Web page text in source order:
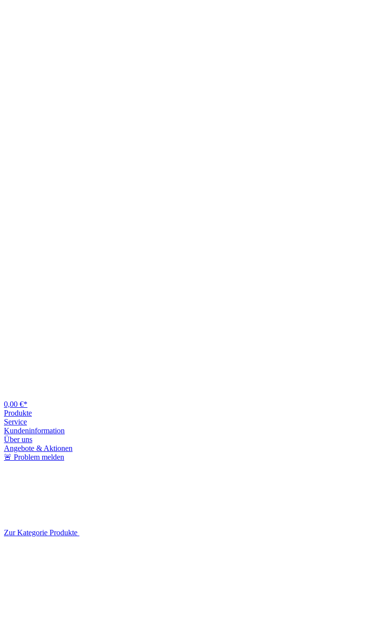
0,00 €*
Produkte
Service
Kundeninformation
Über uns
Angebote & Aktionen
🚨 Problem melden
Zur Kategorie Produkte